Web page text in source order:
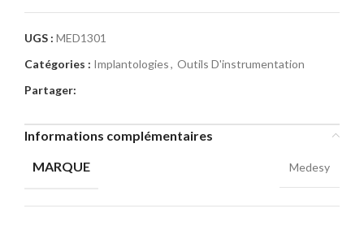
UGS : MED1301
Catégories : Implantologies, Outils D'instrumentation
Partager:
Informations complémentaires
MARQUE
Medesy